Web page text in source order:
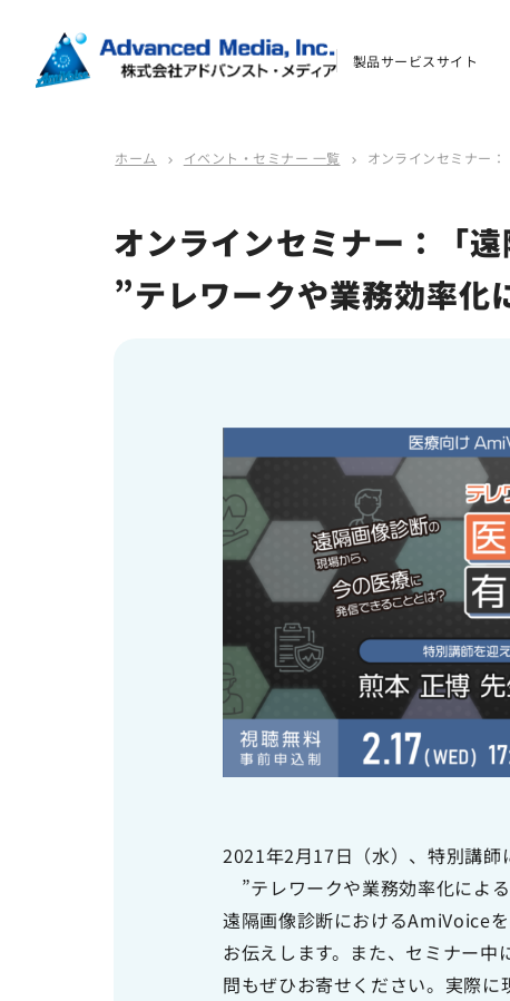
よくあるご質問
製品サービスサイト
ホーム chevron_right イベント・セミナー 一覧 chevron_right
オンラインセミナー
オンラインセミナー：「
”テレワークや業務効率
2021年2月17日（水）、特別講師
”テレワークや業務効率化によ
遠隔画像診断におけるAmiVoice
お伝えします。また、セミナー
問もぜひお寄せください。実際